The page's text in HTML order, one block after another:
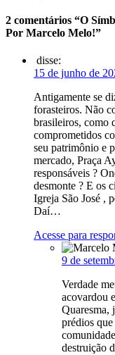
2 comentários “O
Por Marcelo Melo!”
disse:
15 de junho de
Antigamente se
forasteiros. Não
brasileiros, como
comprometidos
seu patrimônio e
mercado, Praça
responsáveis ?
desmonte ? E os
Igreja São José ,
Daí…
Acesse para
9 de
Verdade
acovardou
Quaresma,
prédios
destruição